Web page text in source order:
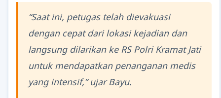
“Saat ini, petugas telah dievakuasi
dengan cepat dari lokasi kejadian dan
langsung dilarikan ke RS Polri Kramat Jati
untuk mendapatkan penanganan medis
yang intensif,” ujar Bayu.